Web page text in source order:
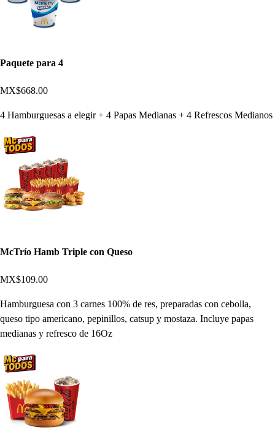
Paquete para 4
MX$668.00
4 Hamburguesas a elegir + 4 Papas Medianas + 4 Refrescos Medianos
McTrío Hamb Triple con Queso
MX$109.00
Hamburguesa con 3 carnes 100% de res, preparadas con cebolla,
queso tipo americano, pepinillos, catsup y mostaza. Incluye papas
medianas y refresco de 16Oz